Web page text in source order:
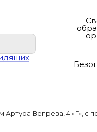
Артура Вепрева, 4 «Г», с